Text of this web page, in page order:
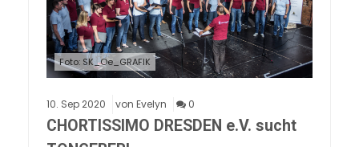
Foto: SK_Oe_GRAFIK
10. Sep 2020 von Evelyn 0
CHORTISSIMO DRESDEN e.V. sucht